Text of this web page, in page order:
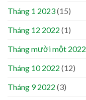
Tháng 1 2023(15)
Tháng 12 2022 (1)
Tháng mười một 2022
Tháng 10 2022 (12)
Tháng 9 2022 (3)